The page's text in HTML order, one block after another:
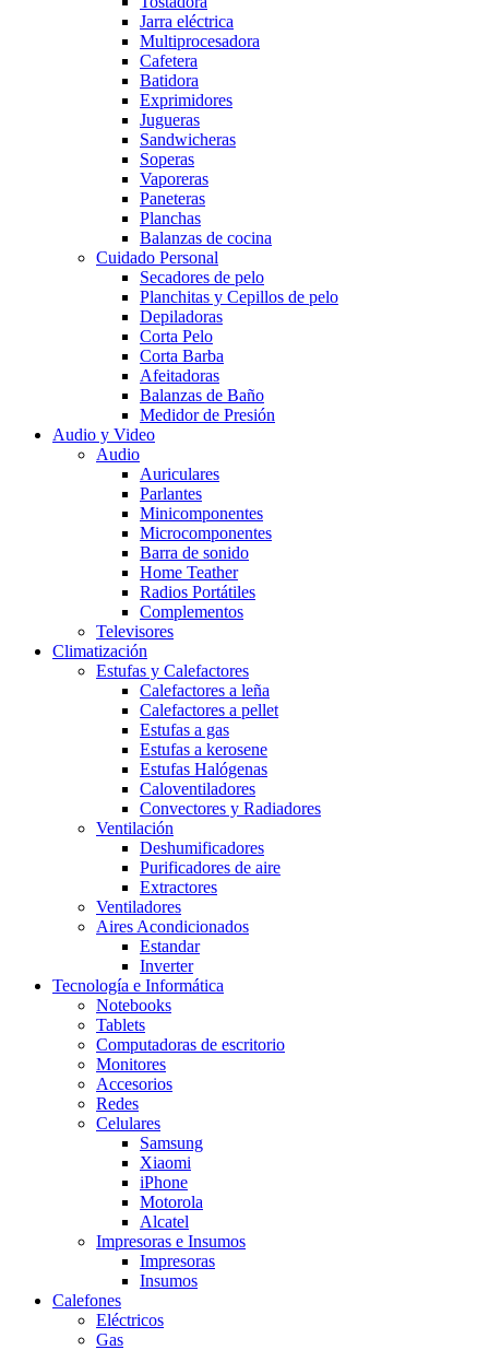
Jarra eléctrica
Multiprocesadora
Cafetera
Batidora
Exprimidores
Jugueras
Sandwicheras
Soperas
Vaporeras
Paneteras
Planchas
Balanzas de cocina
Cuidado Personal
Secadores de pelo
Planchitas y Cepillos de pelo
Depiladoras
Corta Pelo
Corta Barba
Afeitadoras
Balanzas de Baño
Medidor de Presión
Audio y Video
Audio
Auriculares
Parlantes
Minicomponentes
Microcomponentes
Barra de sonido
Home Teather
Radios Portátiles
Complementos
Televisores
Climatización
Estufas y Calefactores
Calefactores a leña
Calefactores a pellet
Estufas a gas
Estufas a kerosene
Estufas Halógenas
Caloventiladores
Convectores y Radiadores
Ventilación
Deshumificadores
Purificadores de aire
Extractores
Ventiladores
Aires Acondicionados
Estandar
Inverter
Tecnología e Informática
Notebooks
Tablets
Computadoras de escritorio
Monitores
Accesorios
Redes
Celulares
Samsung
Xiaomi
iPhone
Motorola
Alcatel
Impresoras e Insumos
Impresoras
Insumos
Calefones
Eléctricos
Gas